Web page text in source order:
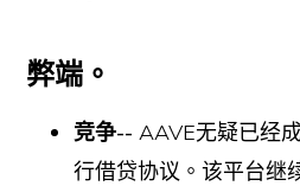
弊端。
竞争--AAVE无疑已经
行借贷协议。该平台继